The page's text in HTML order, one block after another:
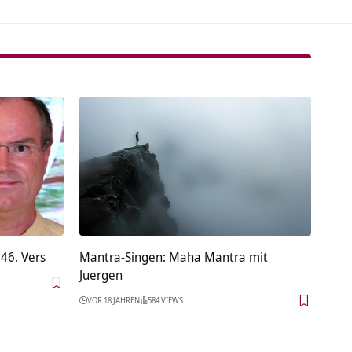
Vers
Mantra-Singen: Maha Mantra mit
Juergen
VOR 18 JAHREN 584 VIEWS